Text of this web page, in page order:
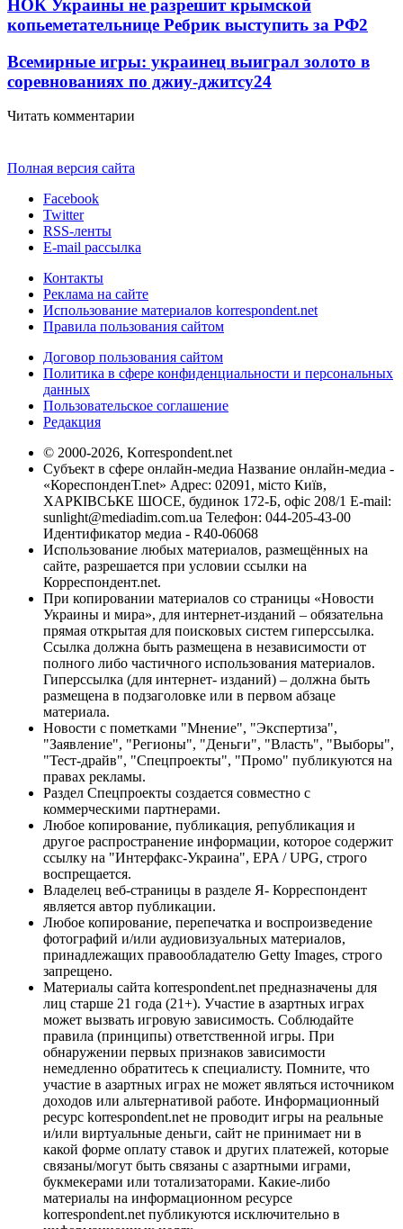
НОК Украины не разрешит крымской
копьеметательнице Ребрик выступить за РФ2
Всемирные игры: украинец выиграл золото в
соревнованиях по джиу-джитсу24
Читать комментарии
Полная версия сайта
Facebook
Twitter
RSS-ленты
E-mail рассылка
Контакты
Реклама на сайте
Использование материалов korrespondent.net
Правила пользования сайтом
Договор пользования сайтом
Политика в сфере конфиденциальности и персональных
данных
Пользовательское соглашение
Редакция
© 2000-2026, Korrespondent.net
Субъект в сфере онлайн-медиа Название онлайн-медиа -
«КореспонденТ.net» Адрес: 02091, місто Київ,
ХАРКІВСЬКЕ ШОСЕ, будинок 172-Б, офіс 208/1 E-mail:
sunlight@mediadim.com.ua Телефон: 044-205-43-00
Идентификатор медиа - R40-06068
Использование любых материалов, размещённых на
сайте, разрешается при условии ссылки на
Корреспондент.net.
При копировании материалов со страницы «Новости
Украины и мира», для интернет-изданий – обязательна
прямая открытая для поисковых систем гиперссылка.
Ссылка должна быть размещена в независимости от
полного либо частичного использования материалов.
Гиперссылка (для интернет- изданий) – должна быть
размещена в подзаголовке или в первом абзаце
материала.
Новости с пометками "Мнение", "Экспертиза",
"Заявление", "Регионы", "Деньги", "Власть", "Выборы",
"Тест-драйв", "Спецпроекты", "Промо" публикуются на
правах рекламы.
Раздел Спецпроекты создается совместно с
коммерческими партнерами.
Любое копирование, публикация, републикация и
другое распространение информации, которое содержит
ссылку на "Интерфакс-Украина", EPA / UPG, строго
воспрещается.
Владелец веб-страницы в разделе Я- Корреспондент
является автор публикации.
Любое копирование, перепечатка и воспроизведение
фотографий и/или аудиовизуальных материалов,
принадлежащих правообладателю Getty Images, строго
запрещено.
Материалы сайта korrespondent.net предназначены для
лиц старше 21 года (21+). Участие в азартных играх
может вызвать игровую зависимость. Соблюдайте
правила (принципы) ответственной игры. При
обнаружении первых признаков зависимости
немедленно обратитесь к специалисту. Помните, что
участие в азартных играх не может являться источником
доходов или альтернативой работе. Информационный
ресурс korrespondent.net не проводит игры на реальные
и/или виртуальные деньги, сайт не принимает ни в
какой форме оплату ставок и других платежей, которые
связаны/могут быть связаны с азартными играми,
букмекерами или тотализаторами. Какие-либо
материалы на информационном ресурсе
korrespondent.net публикуются исключительно в